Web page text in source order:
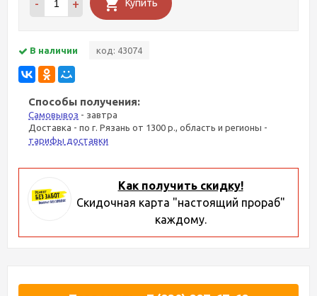
- + Купить
В наличии код: 43074
Способы получения:
Самовывоз - завтра
Доставка - по г. Рязань от 1300 р., область и регионы -
тарифы доставки
Как получить скидку!
Скидочная карта "настоящий прораб"
каждому.